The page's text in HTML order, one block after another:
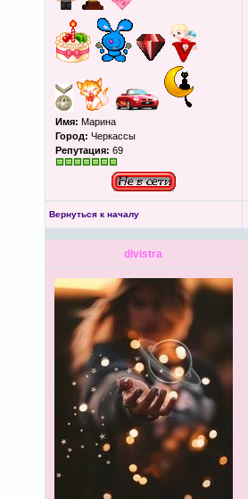
Имя: Марина
Город: Черкассы
Репутация: 69
Вернуться к началу
divistra